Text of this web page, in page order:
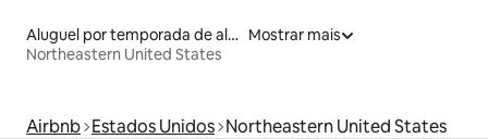
Aluguel por temporada de alojamentos ecológicos
Northeastern United States
Mostrar mais
Airbnb Estados Unidos Northeastern United States